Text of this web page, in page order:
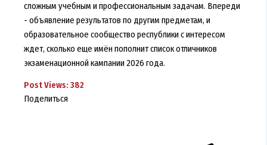
сложным учебным и профессиональным задачам. Впереди
- объявление результатов по другим предметам, и
образовательное сообщество республики с интересом
ждет, сколько еще имён пополнит список отличников
экзаменационной кампании 2026 года.
Post Views: 382
Поделиться